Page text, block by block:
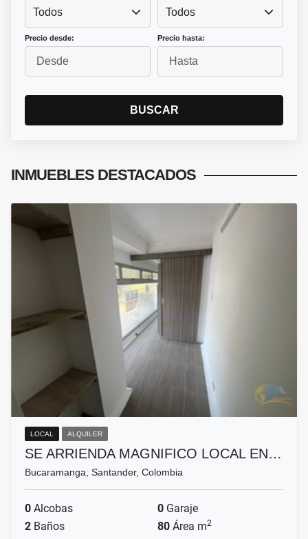
Todos Todos
Precio desde: Precio hasta:
BUSCAR
INMUEBLES DESTACADOS
LOCAL ALQUILER
SE ARRIENDA MAGNIFICO LOCAL EN…
Bucaramanga, Santander, Colombia
0 Alcobas 0 Garaje
2 Baños 80 Área m2